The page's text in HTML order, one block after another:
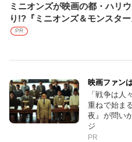
ミニオンズが映画の都・ハリ
り!?『ミニオンズ＆モンスタ
PR
映画ファン
「戦争は人
重ねで始ま
夜』が問い
ジ
PR